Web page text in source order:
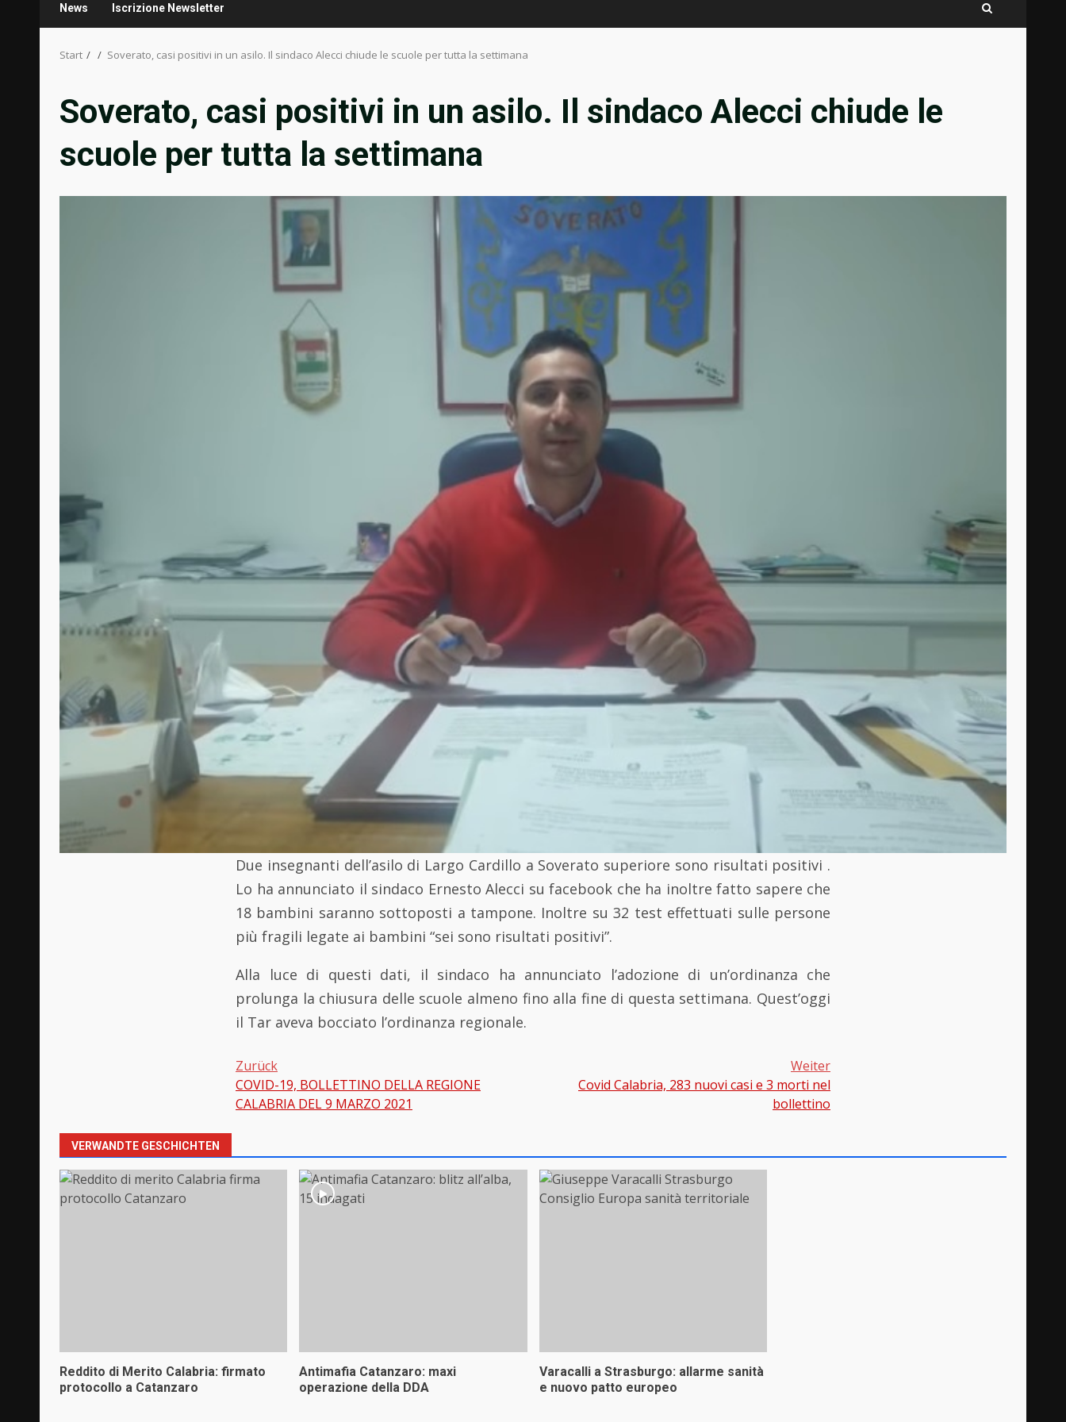
News Iscrizione Newsletter
Start Soverato, casi positivi in un asilo. Il sindaco Alecci chiude le scuole per tutta la settimana
Soverato, casi positivi in un asilo. Il sindaco Alecci chiude le
scuole per tutta la settimana
Due insegnanti dell’asilo di Largo Cardillo a Soverato superiore sono risultati positivi .
Lo ha annunciato il sindaco Ernesto Alecci su facebook che ha inoltre fatto sapere che
18 bambini saranno sottoposti a tampone. Inoltre su 32 test effettuati sulle persone
più fragili legate ai bambini “sei sono risultati positivi”.
Alla luce di questi dati, il sindaco ha annunciato l’adozione di un’ordinanza che
prolunga la chiusura delle scuole almeno fino alla fine di questa settimana. Quest’oggi
il Tar aveva bocciato l’ordinanza regionale.
Beitragsnavigation
Zurück
COVID-19, BOLLETTINO DELLA REGIONE
CALABRIA DEL 9 MARZO 2021
Weiter
Covid Calabria, 283 nuovi casi e 3 morti nel
bollettino
VERWANDTE GESCHICHTEN
Reddito di Merito Calabria: firmato
protocollo a Catanzaro
Antimafia Catanzaro: maxi
operazione della DDA
Varacalli a Strasburgo: allarme sanità
e nuovo patto europeo